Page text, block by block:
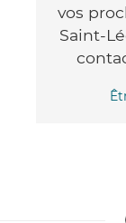
vos
Saint-